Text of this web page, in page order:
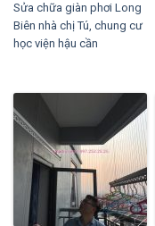
Sửa chữa giàn phơi Long
Biên nhà chị Tú, chung cư
học viện hậu cần